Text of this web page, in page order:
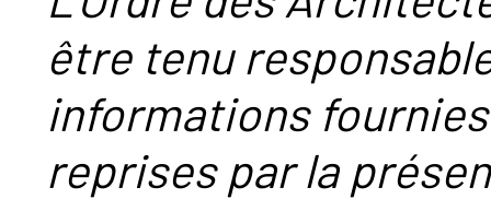
être tenu
informations
reprises par la